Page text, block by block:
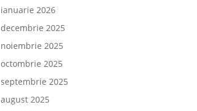
ianuarie 2026
decembrie 2025
noiembrie 2025
octombrie 2025
septembrie 2025
august 2025